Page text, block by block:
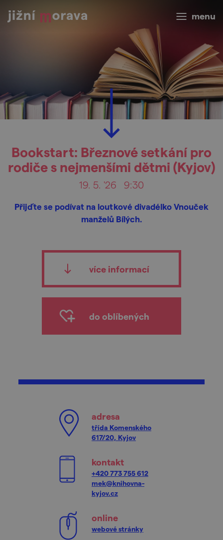
menu
Bookstart: Březnové setkání pro
rodiče s nejmenšími dětmi (Kyjov)
19. 5. '26 9:30
Přijďte se podívat na loutkové divadélko Vnouček
manželů Bílých.
více informací
do oblíbených
adresa
třída Komenského
617/20, Kyjov
kontakt
+420 773 755 612
mek@knihovna-
kyjov.cz
online
webové stránky